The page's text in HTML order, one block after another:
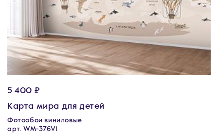
5 400 ₽
Карта мира для детей
Фотообои виниловые
арт. WM-376V1